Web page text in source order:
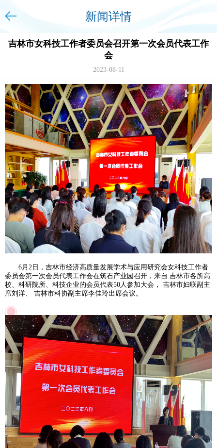
新闻详情
吉林市女科技工作者委员会召开第一次会员代表工作
会
2023-08-11
6月2日，吉林市经济高质量发展学术与应用研究会女科技工作者
委员会第一次会员代表工作会在筑石产业园召开，来自 吉林市各所高
校、科研院所、科技企业的会员代表50人参加大会， 吉林市妇联副主
席刘洋、 吉林市科协副主席李佳玲出席会议。